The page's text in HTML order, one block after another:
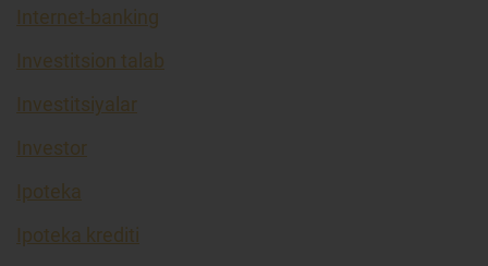
Internet-banking
Investitsion talab
Investitsiyalar
Investor
Ipoteka
Ipoteka krediti